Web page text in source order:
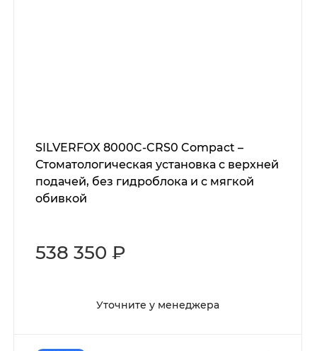
SILVERFOX 8000C-CRS0 Compact –
Стоматологическая установка с верхней
подачей, без гидроблока и с мягкой
обивкой
538 350 ₽
Уточните у менеджера